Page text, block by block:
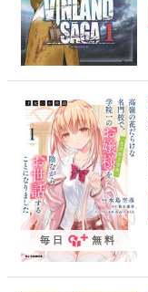
毎日 無料